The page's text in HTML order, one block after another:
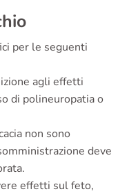
per le seguenti
agli effetti
di polineuropatia o
non sono
deve
effetti sul feto,